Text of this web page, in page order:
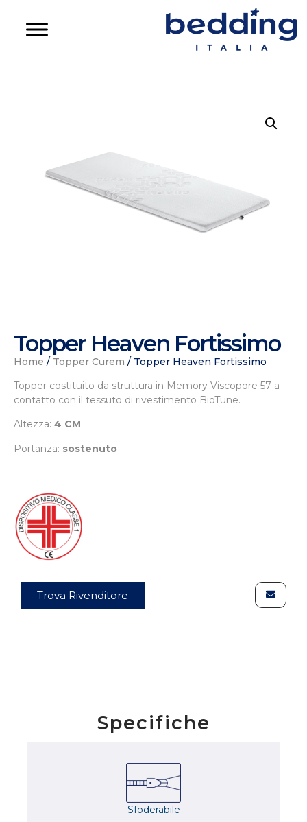
Topper Heaven Fortissimo
Home / Topper Curem / Topper Heaven Fortissimo
Topper costituito da struttura in Memory Viscopore 57 a
contatto con il tessuto di rivestimento BioTune.
Altezza: 4 CM
Portanza: sostenuto
Trova Rivenditore
Specifiche
Sfoderabile